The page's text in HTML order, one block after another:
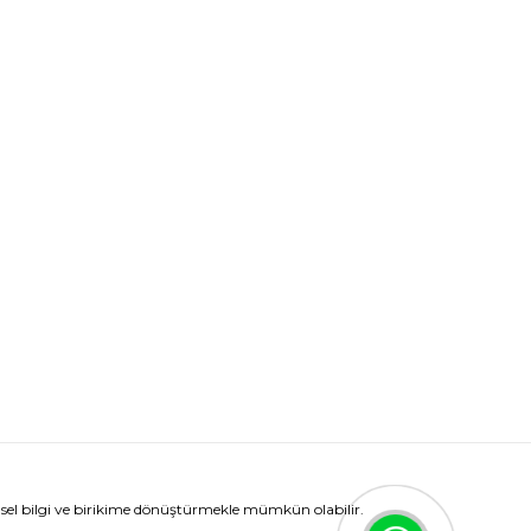
bilgi ve birikime dönüştürmekle mümkün olabilir.